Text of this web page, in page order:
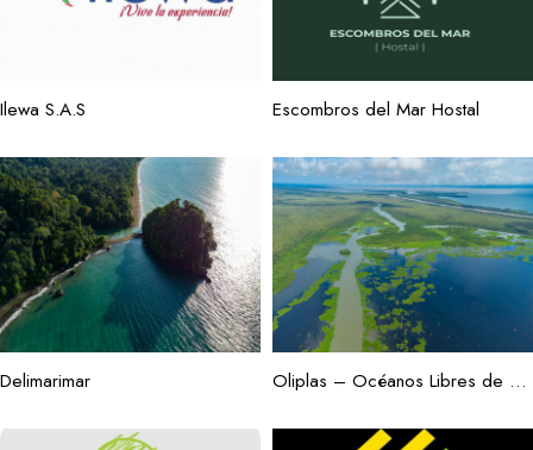
Ilewa S.A.S Escombros del Mar Hostal
Delimarimar Oliplas – Océanos Libres de Plástico